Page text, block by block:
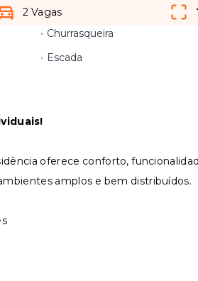
2 Vagas
• Churrasqueira
• Escada
oferece conforto,
amplos e bem distribuídos.